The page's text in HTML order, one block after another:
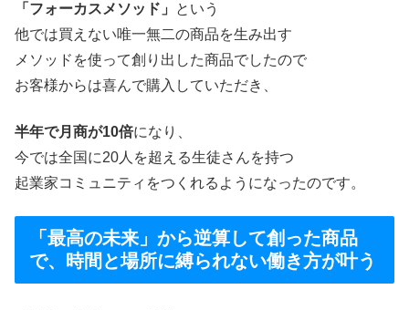
「フォーカスメソッド」
という
他では買えない唯一無二の商品を生み出す
メソッドを使って創り出した商品でしたので
お客様からは喜んで購入していただき、
半年で月商が10倍になり、
今では全国に20人を超える生徒さんを持つ
起業家コミュニティをつくれるようになったのです。
「最高の未来」から逆算して創った商品
で、時間と場所に縛られない働き方が叶う